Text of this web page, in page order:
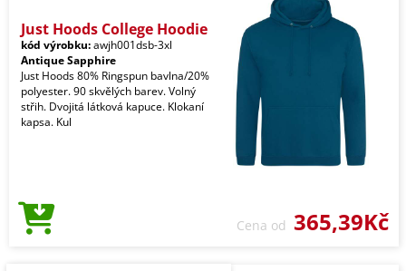
Just Hoods College Hoodie
kód výrobku:awjh001dsb-3xl
Antique Sapphire
Just Hoods 80% Ringspun bavlna/20%
polyester. 90 skvělých barev. Volný
střih. Dvojitá látková kapuce. Klokaní
kapsa. Kul
Cena od 365,39Kč